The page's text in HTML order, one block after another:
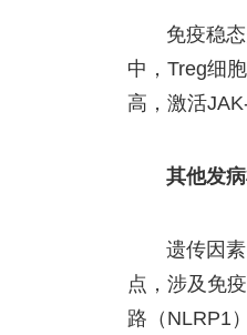
免疫稳
中，Treg细
高，激活
其他发
遗传因
点，涉及免
路（NLRP1）